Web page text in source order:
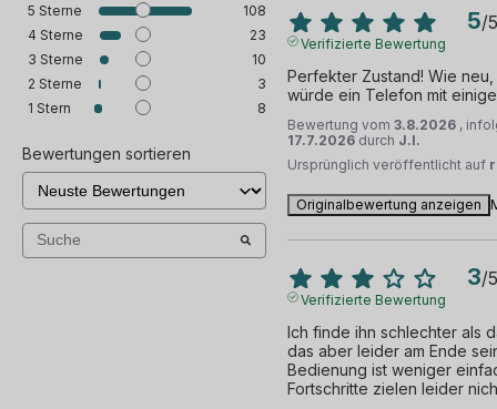
5 Sterne
108
4 Sterne
23
3 Sterne
10
2 Sterne
3
1 Stern 8
Bewertungen sortieren
5/5
Verifizierte Bewertung
Perfekter Zustand! Wie
würde ein Telefon mit
Bewertung vom 3.8.2026 ,
17.7.2026 durch J.I.
Ursprünglich veröffentlicht auf
Originalbewertung anzeigen
3/5
Verifizierte Bewertung
Ich finde ihn schlechter als
das aber leider am Ende
Bedienung ist weniger
Fortschritte zielen leider